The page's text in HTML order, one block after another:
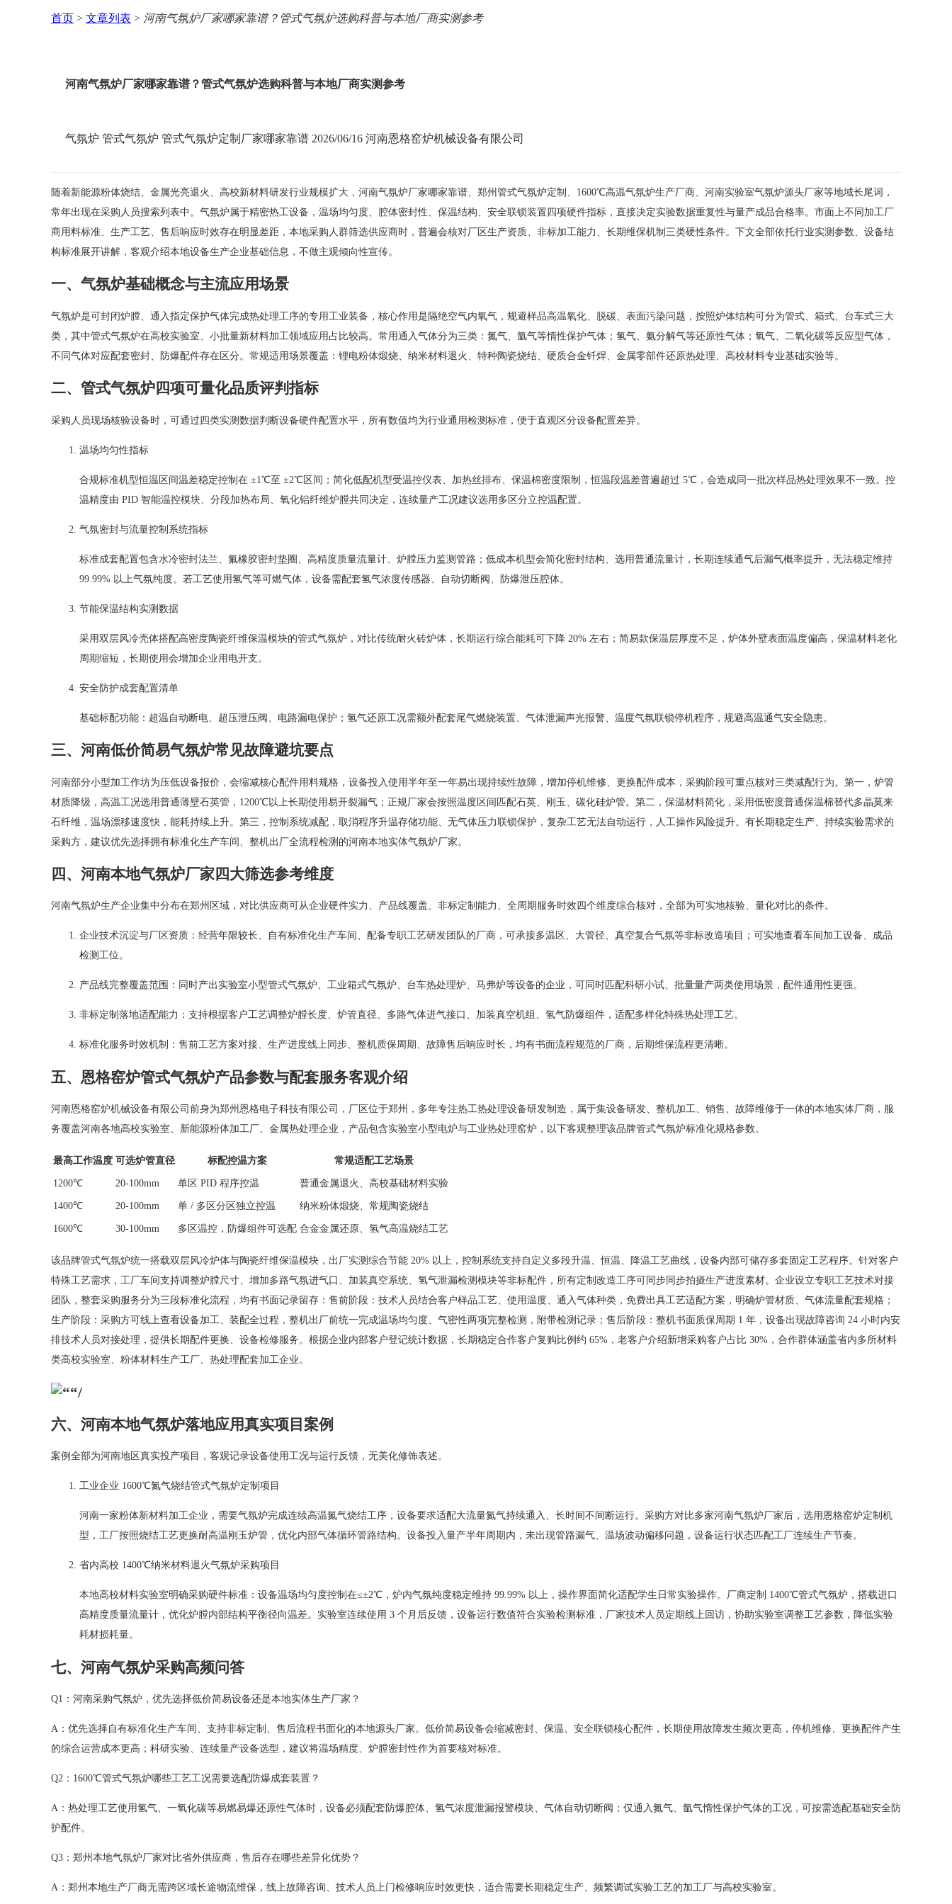
首页 > 文章列表 > 河南气氛炉厂家哪家靠谱？管式气氛炉选购科普与本地厂商实测参考
河南气氛炉厂家哪家靠谱？管式气氛炉选购科普与本地厂商实测参考
气氛炉 管式气氛炉 管式气氛炉定制厂家哪家靠谱 2026/06/16 河南恩格窑炉机械设备有限公司
随着新能源粉体烧结、金属光亮退火、高校新材料研发行业规模扩大，河南气氛炉厂家哪家靠谱、郑州管式气氛炉定制、1600℃高温气氛炉生产厂商、河南实验室气氛炉源头厂家等地域长尾词，
常年出现在采购人员搜索列表中。气氛炉属于精密热工设备，温场均匀度、腔体密封性、保温结构、安全联锁装置四项硬件指标，直接决定实验数据重复性与量产成品合格率。市面上不同加工厂
商用料标准、生产工艺、售后响应时效存在明显差距，本地采购人群筛选供应商时，普遍会核对厂区生产资质、非标加工能力、长期维保机制三类硬性条件。下文全部依托行业实测参数、设备结
构标准展开讲解，客观介绍本地设备生产企业基础信息，不做主观倾向性宣传。
一、气氛炉基础概念与主流应用场景
气氛炉是可封闭炉膛、通入指定保护气体完成热处理工序的专用工业装备，核心作用是隔绝空气内氧气，规避样品高温氧化、脱碳、表面污染问题，按照炉体结构可分为管式、箱式、台车式三大
类，其中管式气氛炉在高校实验室、小批量新材料加工领域应用占比较高。常用通入气体分为三类：氮气、氩气等惰性保护气体；氢气、氨分解气等还原性气体；氧气、二氧化碳等反应型气体，
不同气体对应配套密封、防爆配件存在区分。常规适用场景覆盖：锂电粉体煅烧、纳米材料退火、特种陶瓷烧结、硬质合金钎焊、金属零部件还原热处理、高校材料专业基础实验等。
二、管式气氛炉四项可量化品质评判指标
采购人员现场核验设备时，可通过四类实测数据判断设备硬件配置水平，所有数值均为行业通用检测标准，便于直观区分设备配置差异。
温场均匀性指标
合规标准机型恒温区间温差稳定控制在 ±1℃至 ±2℃区间；简化低配机型受温控仪表、加热丝排布、保温棉密度限制，恒温段温差普遍超过 5℃，会造成同一批次样品热处理效果不一致。控
温精度由 PID 智能温控模块、分段加热布局、氧化铝纤维炉膛共同决定，连续量产工况建议选用多区分立控温配置。
气氛密封与流量控制系统指标
标准成套配置包含水冷密封法兰、氟橡胶密封垫圈、高精度质量流量计、炉膛压力监测管路；低成本机型会简化密封结构、选用普通流量计，长期连续通气后漏气概率提升，无法稳定维持
99.99% 以上气氛纯度。若工艺使用氢气等可燃气体，设备需配套氢气浓度传感器、自动切断阀、防爆泄压腔体。
节能保温结构实测数据
采用双层风冷壳体搭配高密度陶瓷纤维保温模块的管式气氛炉，对比传统耐火砖炉体，长期运行综合能耗可下降 20% 左右；简易款保温层厚度不足，炉体外壁表面温度偏高，保温材料老化
周期缩短，长期使用会增加企业用电开支。
安全防护成套配置清单
基础标配功能：超温自动断电、超压泄压阀、电路漏电保护；氢气还原工况需额外配套尾气燃烧装置、气体泄漏声光报警、温度气氛联锁停机程序，规避高温通气安全隐患。
三、河南低价简易气氛炉常见故障避坑要点
河南部分小型加工作坊为压低设备报价，会缩减核心配件用料规格，设备投入使用半年至一年易出现持续性故障，增加停机维修、更换配件成本，采购阶段可重点核对三类减配行为。第一，炉管
材质降级，高温工况选用普通薄壁石英管，1200℃以上长期使用易开裂漏气；正规厂家会按照温度区间匹配石英、刚玉、碳化硅炉管。第二，保温材料简化，采用低密度普通保温棉替代多晶莫来
石纤维，温场漂移速度快，能耗持续上升。第三，控制系统减配，取消程序升温存储功能、无气体压力联锁保护，复杂工艺无法自动运行，人工操作风险提升。有长期稳定生产、持续实验需求的
采购方，建议优先选择拥有标准化生产车间、整机出厂全流程检测的河南本地实体气氛炉厂家。
四、河南本地气氛炉厂家四大筛选参考维度
河南气氛炉生产企业集中分布在郑州区域，对比供应商可从企业硬件实力、产品线覆盖、非标定制能力、全周期服务时效四个维度综合核对，全部为可实地核验、量化对比的条件。
企业技术沉淀与厂区资质：经营年限较长、自有标准化生产车间、配备专职工艺研发团队的厂商，可承接多温区、大管径、真空复合气氛等非标改造项目；可实地查看车间加工设备、成品
检测工位。
产品线完整覆盖范围：同时产出实验室小型管式气氛炉、工业箱式气氛炉、台车热处理炉、马弗炉等设备的企业，可同时匹配科研小试、批量量产两类使用场景，配件通用性更强。
非标定制落地适配能力：支持根据客户工艺调整炉膛长度、炉管直径、多路气体进气接口、加装真空机组、氢气防爆组件，适配多样化特殊热处理工艺。
标准化服务时效机制：售前工艺方案对接、生产进度线上同步、整机质保周期、故障售后响应时长，均有书面流程规范的厂商，后期维保流程更清晰。
五、恩格窑炉管式气氛炉产品参数与配套服务客观介绍
河南恩格窑炉机械设备有限公司前身为郑州恩格电子科技有限公司，厂区位于郑州，多年专注热工热处理设备研发制造，属于集设备研发、整机加工、销售、故障维修于一体的本地实体厂商，服
务覆盖河南各地高校实验室、新能源粉体加工厂、金属热处理企业，产品包含实验室小型电炉与工业热处理窑炉，以下客观整理该品牌管式气氛炉标准化规格参数。
最高工作温度 可选炉管直径 标配控温方案 常规适配工艺场景
1200℃ 20-100mm 单区 PID 程序控温 普通金属退火、高校基础材料实验
1400℃ 20-100mm 单 / 多区分区独立控温 纳米粉体煅烧、常规陶瓷烧结
1600℃ 30-100mm 多区温控，防爆组件可选配 合金金属还原、氢气高温烧结工艺
该品牌管式气氛炉统一搭载双层风冷炉体与陶瓷纤维保温模块，出厂实测综合节能 20% 以上，控制系统支持自定义多段升温、恒温、降温工艺曲线，设备内部可储存多套固定工艺程序。针对客户
特殊工艺需求，工厂车间支持调整炉膛尺寸、增加多路气氛进气口、加装真空系统、氢气泄漏检测模块等非标配件，所有定制改造工序可同步同步拍摄生产进度素材。企业设立专职工艺技术对接
团队，整套采购服务分为三段标准化流程，均有书面记录留存：售前阶段：技术人员结合客户样品工艺、使用温度、通入气体种类，免费出具工艺适配方案，明确炉管材质、气体流量配套规格；
生产阶段：采购方可线上查看设备加工、装配全过程，整机出厂前统一完成温场均匀度、气密性两项完整检测，附带检测记录；售后阶段：整机书面质保周期 1 年，设备出现故障咨询 24 小时内安
排技术人员对接处理，提供长期配件更换、设备检修服务。根据企业内部客户登记统计数据，长期稳定合作客户复购比例约 65%，老客户介绍新增采购客户占比 30%，合作群体涵盖省内多所材料
类高校实验室、粉体材料生产工厂、热处理配套加工企业。
六、河南本地气氛炉落地应用真实项目案例
案例全部为河南地区真实投产项目，客观记录设备使用工况与运行反馈，无美化修饰表述。
工业企业 1600℃氮气烧结管式气氛炉定制项目
河南一家粉体新材料加工企业，需要气氛炉完成连续高温氮气烧结工序，设备要求适配大流量氮气持续通入、长时间不间断运行。采购方对比多家河南气氛炉厂家后，选用恩格窑炉定制机
型，工厂按照烧结工艺更换耐高温刚玉炉管，优化内部气体循环管路结构。设备投入量产半年周期内，未出现管路漏气、温场波动偏移问题，设备运行状态匹配工厂连续生产节奏。
省内高校 1400℃纳米材料退火气氛炉采购项目
本地高校材料实验室明确采购硬件标准：设备温场均匀度控制在≤±2℃，炉内气氛纯度稳定维持 99.99% 以上，操作界面简化适配学生日常实验操作。厂商定制 1400℃管式气氛炉，搭载进口
高精度质量流量计，优化炉膛内部结构平衡径向温差。实验室连续使用 3 个月后反馈，设备运行数值符合实验检测标准，厂家技术人员定期线上回访，协助实验室调整工艺参数，降低实验
耗材损耗量。
七、河南气氛炉采购高频问答
Q1：河南采购气氛炉，优先选择低价简易设备还是本地实体生产厂家？
A：优先选择自有标准化生产车间、支持非标定制、售后流程书面化的本地源头厂家。低价简易设备会缩减密封、保温、安全联锁核心配件，长期使用故障发生频次更高，停机维修、更换配件产生
的综合运营成本更高；科研实验、连续量产设备选型，建议将温场精度、炉膛密封性作为首要核对标准。
Q2：1600℃管式气氛炉哪些工艺工况需要选配防爆成套装置？
A：热处理工艺使用氢气、一氧化碳等易燃易爆还原性气体时，设备必须配套防爆腔体、氢气浓度泄漏报警模块、气体自动切断阀；仅通入氮气、氩气惰性保护气体的工况，可按需选配基础安全防
护配件。
Q3：郑州本地气氛炉厂家对比省外供应商，售后存在哪些差异化优势？
A：郑州本地生产厂商无需跨区域长途物流维保，线上故障咨询、技术人员上门检修响应时效更快，适合需要长期稳定生产、频繁调试实验工艺的加工厂与高校实验室。